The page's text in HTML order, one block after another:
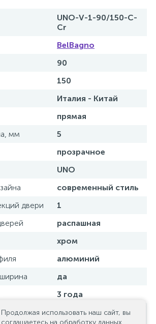
UNO-V-1-90/150-C-
Cr
BelBagno
90
150
Италия - Китай
прямая
мм
5
прозрачное
UNO
современный стиль
двери
1
распашная
хром
алюминий
да
3 года
90-91.5
Продолжая использовать наш сайт, вы
соглашаетесь на обработку данных